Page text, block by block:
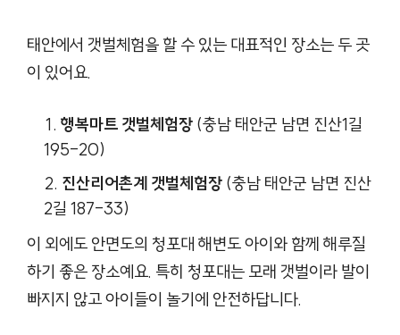
태안에서 갯벌체험을 할 수 있는 대표적인 장소는 두 곳
이 있어요.
행복마트 갯벌체험장 (충남 태안군 남면 진산1길
195-20)
진산리어촌계 갯벌체험장 (충남 태안군 남면 진산
2길 187-33)
이 외에도 안면도의 청포대 해변도 아이와 함께 해루질
하기 좋은 장소예요. 특히 청포대는 모래 갯벌이라 발이
빠지지 않고 아이들이 놀기에 안전하답니다.